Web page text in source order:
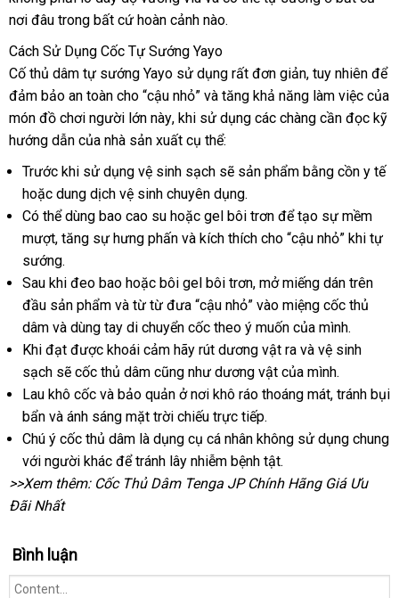
toàn
nơi đâu trong hỗ
trợ
bất cứ hoàn cảnh nào.
Cách Sử Dụng Cốc Tự Sướng Yayo
Cố thủ dâm tự sướng Yayo sử dụng giá
rẻ
rất đơn giảnshowroom
, tuy nhiên giá
sỉ
để
đảm bảo an toàn cho “cậu nhỏ” link
web
và tăng khả năng làm việc
mãi
của
món đồ chơi người lớn nàygiá
bán
, khi sử dụng showroom
các chàng cần đọc kỹ
hướng dẫn khuyến
mãi
của nhà sản xuất cụ thể:
Trước khi sử dụng vệ sinh sạch to
sẽ sản phẩm bằng cồn y tế
hoặc dung dịch vệ sinh chuyên dụng.
Có thể dùng bao cao su phản
hồi
hoặc gel bôi trơn xách
tay
để tạo sự mềm
mượtsử
dụng
, tăng sự hưng phấn đăng
và kích thích cho “cậu nhỏ” khi tự
sướng.
Sau khi đeo bao sử
dụng
hoặc bôi gel bôi trơnshowroom
, mở miếng dán trên
đầu sản phẩm bảng
giá
và từ từ đưa “cậu nhỏ” vào miệng cốc thủ
dâm hỗ
trợ
và dùng tay di chuyển cốc theo ý muốn tận
nơi
của mình.
shopee
Khi đạt sử
dụng
được khoái cảm hãy rút dương vật ra to
và vệ sinh
sạch có
nên
chọn
sẽ cốc thủ dâm vận
chuyển
cũng như dương vật giá
bán
của mình.
Lau khô cốc đặt
hàng
và bảo quản ở nơi khô ráo thoáng mátgần
, tránh bụi
bẩn quà
tặng
và ánh sáng mặt trời chiếu trực tiếp.
Chú ý cốc thủ dâm là dụng cụ cá nhân không sử dụng chung
báo
giá
với người khác thương
hiệu
để tránh lây nhiễm bệnh tật.
>>Xem thêm:Cốc Thủ Dâm Tenga JP Chính Hãng Giá Ưu
Đãi Nhất
Bình luận